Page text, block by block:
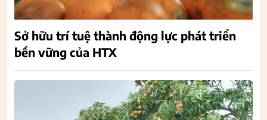
Sở hữu trí tuệ thành động lực phát triển
bền vững của HTX